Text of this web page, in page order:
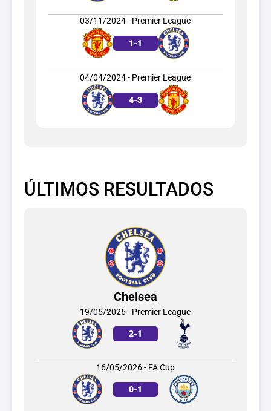
03/11/2024 - Premier League
1-1
04/04/2024 - Premier League
4-3
ÚLTIMOS RESULTADOS
Chelsea
19/05/2026 - Premier League
2-1
16/05/2026 - FA Cup
0-1